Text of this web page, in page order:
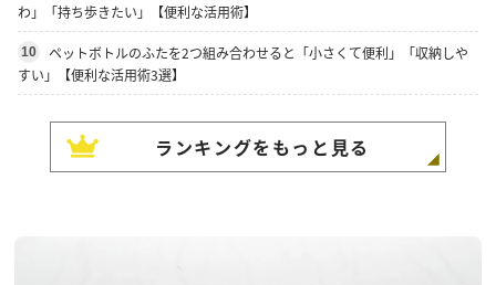
わ」「持ち歩きたい」【便利な活用術】
10
ペットボトルのふたを2つ組み合わせると「小さくて便利」「収納しや
すい」【便利な活用術3選】
ランキングをもっと見る